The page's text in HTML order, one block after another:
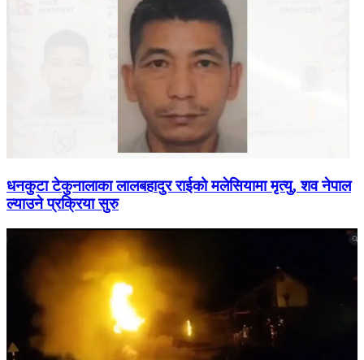
धनकुटा टेकुनालाका लालबहादुर राईको मलेसियामा मृत्यु, शव नेपाल
ल्याउने प्रक्रिया सुरु